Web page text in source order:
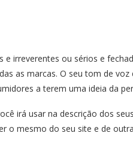
e irreverentes ou sérios e
as marcas. O seu tom de
a terem uma ideia da
irá usar na descrição dos
o mesmo do seu site e de